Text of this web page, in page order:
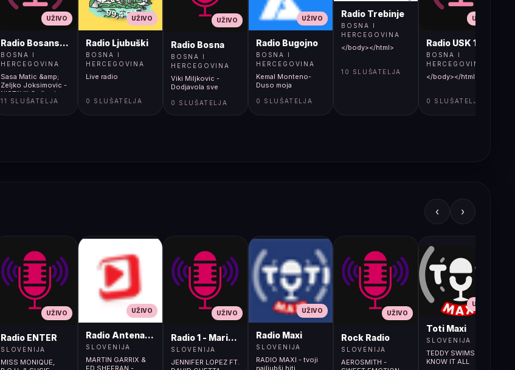
UŽIVO
Radio Bosanski Brod
BOSNA I
HERCEGOVINA
Sasa Matic &amp;
Zeljko Joksimovic -
NISTAVILO</body>
</html>
11 SLUŠATELJA
UŽIVO
Radio Ljubuški
BOSNA I
HERCEGOVINA
Live radio
0 SLUŠATELJA
UŽIVO
Radio Bosna
BOSNA I
HERCEGOVINA
Viki Miljkovic -
Dodjavola sve
0 SLUŠATELJA
UŽIVO
Radio Bugojno
BOSNA I
HERCEGOVINA
Kemal Monteno-
Duso moja
0 SLUŠATELJA
Radio Trebinje
BOSNA I
HERCEGOVINA
</body></html>
10 SLUŠATELJA
UŽIVO
Radio USK 1
BOSNA I
HERCEGOVINA
</body></html>
0 SLUŠATELJA
‹ ›
UŽIVO
Radio ENTER
SLOVENIJA
MISS MONIQUE,
UŽIVO
Radio Antena (105.2MHz)
SLOVENIJA
MARTIN GARRIX &
UŽIVO
Radio 1 - Maribor (107.9MHz)
SLOVENIJA
JENNIFER LOPEZ FT.
UŽIVO
Radio Maxi
SLOVENIJA
RADIO MAXI - tvoji
UŽIVO
Rock Radio
SLOVENIJA
AEROSMITH -
UŽIVO
Toti Maxi
SLOVENIJA
TEDDY SWIMS - MR.
KNOW IT ALL